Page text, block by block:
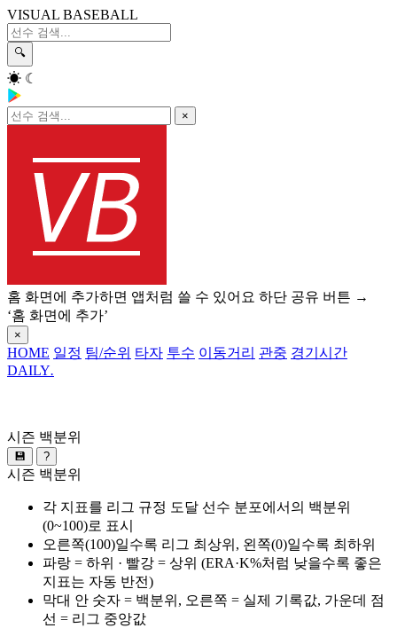
VISUAL BASEBALL
🔍
☀ ☾
×
홈 화면에 추가하면 앱처럼 쓸 수 있어요 하단 공유 버튼 →
‘홈 화면에 추가’
×
HOME 일정 팀/순위 타자 투수 이동거리 관중 경기시간
DAILY.
시즌 백분위
💾 ?
시즌 백분위
각 지표를 리그 규정 도달 선수 분포에서의 백분위
(0~100)로 표시
오른쪽(100)일수록 리그 최상위, 왼쪽(0)일수록 최하위
파랑 = 하위 · 빨강 = 상위 (ERA·K%처럼 낮을수록 좋은
지표는 자동 반전)
막대 안 숫자 = 백분위, 오른쪽 = 실제 기록값, 가운데 점
선 = 리그 중앙값